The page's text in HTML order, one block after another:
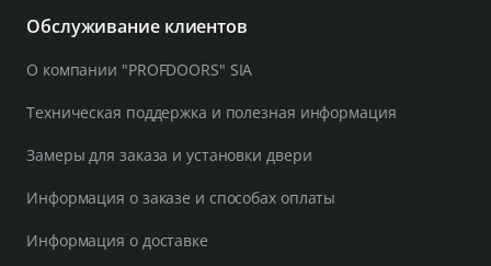
Обслуживание клиентов
О компании "PROFDOORS" SIA
Техническая поддержка и полезная информация
Замеры для заказа и установки двери
Информация о заказе и способах оплаты
Информация о доставке